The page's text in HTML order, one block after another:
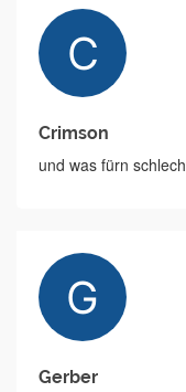
Crimson
und was fürn
Gerber